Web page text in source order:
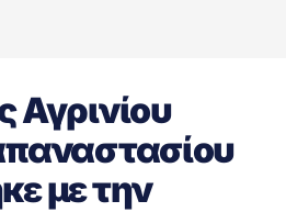
Αγρινίου
με την